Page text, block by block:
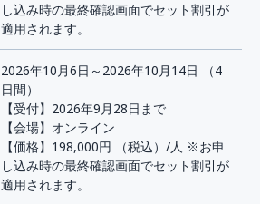
し込み時の最終確認画面でセット割引が
適用されます。
2026年10月6日～2026年10月14日 （4
日間）
【受付】2026年9月28日まで
【会場】オンライン
【価格】198,000円
（税込）/人 ※お申
し込み時の最終確認画面でセット割引が
適用されます。